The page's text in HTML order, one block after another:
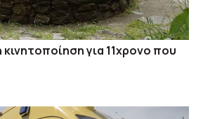
για 11χρονο που